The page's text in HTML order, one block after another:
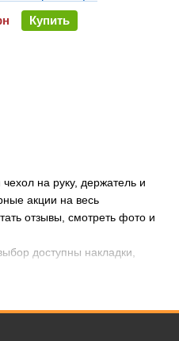
на руку, держатель и
акции на весь
отзывы, смотреть фото и
доступны накладки,
Купить